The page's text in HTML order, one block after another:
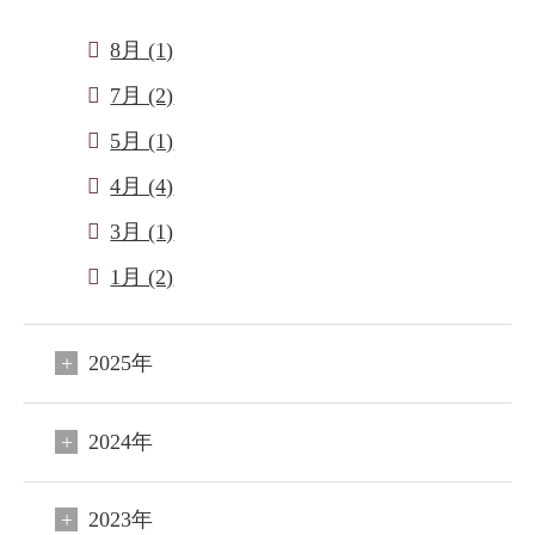
8月 (1)
7月 (2)
5月 (1)
4月 (4)
3月 (1)
1月 (2)
2025年
2024年
2023年